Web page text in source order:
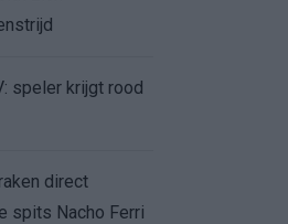
speler krijgt rood
direct
spits Nacho Ferri